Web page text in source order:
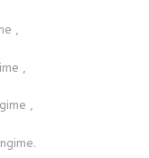
,
,
,